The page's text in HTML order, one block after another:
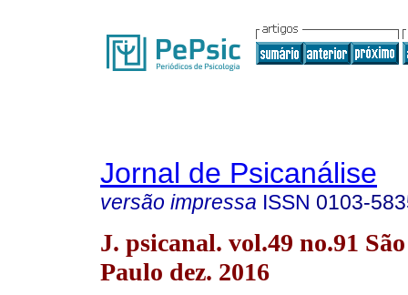
Jornal de Psicanálise
versão impressa ISSN 0103-
J. psicanal. vol.49 no.91 São
Paulo dez. 2016